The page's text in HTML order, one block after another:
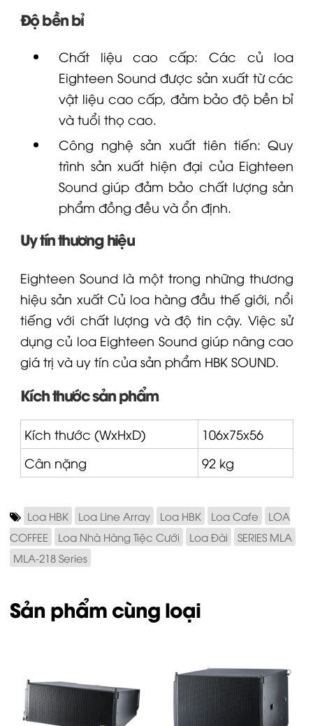
Độ bền bỉ
Chất liệu cao cấp: Các củ loa
Eighteen Soundđược sản xuất từ các
vật liệu cao cấp, đảm bảo độ bền bỉ
và tuổi thọ cao.
Công nghệ sản xuất tiên tiến: Quy
trình sản xuất hiện đại của Eighteen
Soundgiúp đảm bảo chất lượng sản
phẩm đồng đều và ổn định.
Uy tín thương hiệu
Eighteen Sound là một trong những thương
hiệu sản xuấtCủ loa hàng đầu thế giới, nổi
tiếng với chất lượng và độ tin cậy. Việc sử
dụng củ loa Eighteen Sound giúp nâng cao
giá trị và uy tín của sản phẩm HBK SOUND.
Kích thước sản phẩm
Kích thước (WxHxD)
106x75x56
Cân nặng
92 kg
Loa HBK Loa Line Array Loa HBK Loa Cafe
LOA
COFFEE
Loa Nhà Hàng Tiệc Cưới Loa Đài
SERIES MLA
MLA-218 Series
Sản phẩm cùng loại